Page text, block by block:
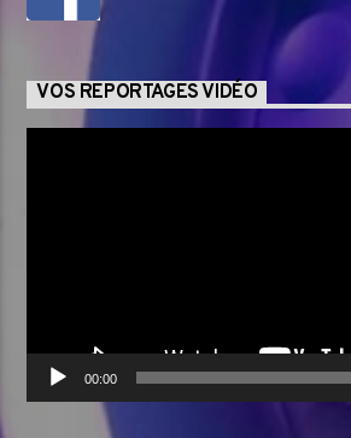
VOS REPORTAGES VIDÉO
00:00